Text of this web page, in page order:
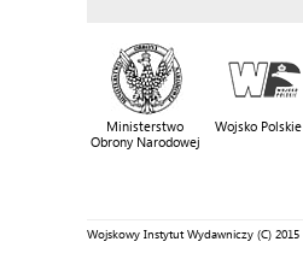
Ministerstwo
Obrony Narodowej
Wojsko Polskie
Wojskowy Instytut Wydawniczy (C) 2015